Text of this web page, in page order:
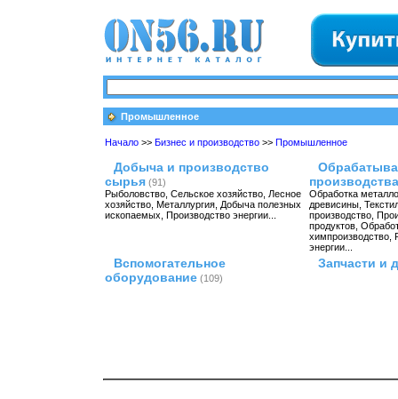
Промышленное
Начало >> Бизнес и производство >> Промышленное
Добыча и производство
сырья (91)
Рыболовство Сельское хозяйство Лесное
хозяйство Металлургия Добыча полезных
ископаемых Производство энергии
производства
Обработка
древисины
производство
продуктов
химпроизводство
энергии
Вспомогательное
оборудование (109)
Запчасти и